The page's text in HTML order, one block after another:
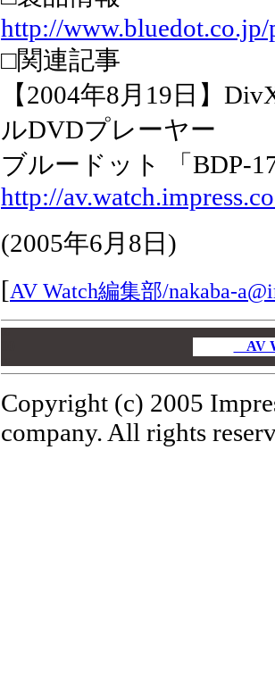
http://
□関連記事
【2004年8月19日】
ルDVDプレーヤー
ブルードット 「BDP-
http://
(2005年6月8日 )
[AV Watch編集部/nakaba-
AV
Copyright (c) 2005
company. All rights